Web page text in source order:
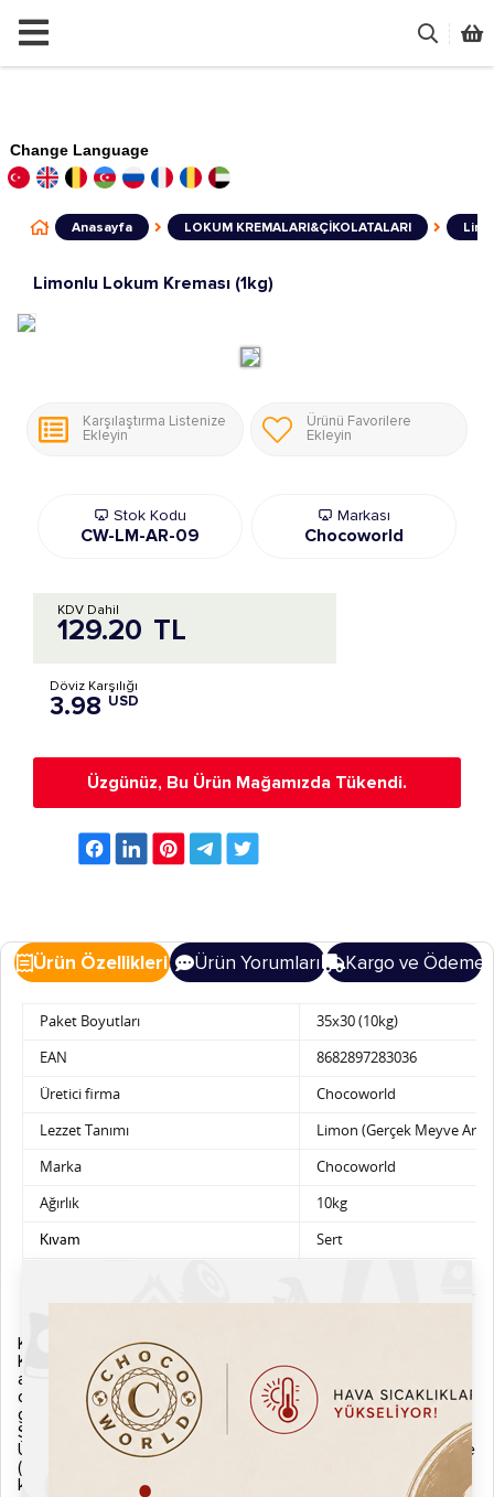
Change Language
Anasayfa LOKUM KREMALARI&ÇİKOLATALARI
Limonlu Lokum Kreması (1kg)
Karşılaştırma Listenize
Ekleyin
Ürünü Favorilere
Ekleyin
Stok Kodu
CW-LM-AR-09
Markası
Chocoworld
129.20 TL
KDV Dahil
Döviz Karşılığı
3.98 USD
Üzgünüz, Bu Ürün Mağamızda Tükendi.
Ürün Özellikleri Ürün Yorumları Kargo ve Ödeme
Paket Boyutları
35x30 (10kg)
EAN
8682897283036
Üretici firma
Chocoworld
Lezzet Tanımı
Limon (Gerçek Meyve
Marka
Chocoworld
Ağırlık
10kg
Kıvam
Sert
Kargo ve İade
Kargonuzu teslim almadan önce lütfen eksik, hasarlı ya da
ayıplı olup olmadığını kontrol ediniz. Eğer kargonuzda normal
dışı bir durum gözlemlerseniz zabıt tutarak ürününüzü kargo
görevlisine iade ediniz.
Sipariş Kargoya Verilişi
Ürünler siparişi verdiğiniz tarihten itibaren aksi belirtilmedikçe
(Hızlı kargo vb. uyarı simgeleri.) 2 iş günü içerisinde
kargolanmaktadır.